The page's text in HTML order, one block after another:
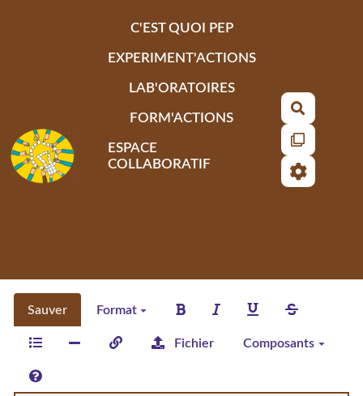
C'EST QUOI PEP
EXPERIMENT'ACTIONS
LAB'ORATOIRES
FORM'ACTIONS
ESPACE
COLLABORATIF
Sauver Format
Fichier Composants